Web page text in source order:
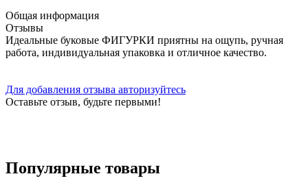
Общая информация
Отзывы
Идеальные буковые ФИГУРКИ приятны на ощупь, ручная
работа, индивидуальная упаковка и отличное качество.
Для добавления отзыва авторизуйтесь
Оставьте отзыв, будьте первыми!
Популярные товары